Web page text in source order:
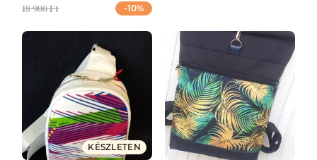
18 900 Ft -10%
KÉSZLETEN